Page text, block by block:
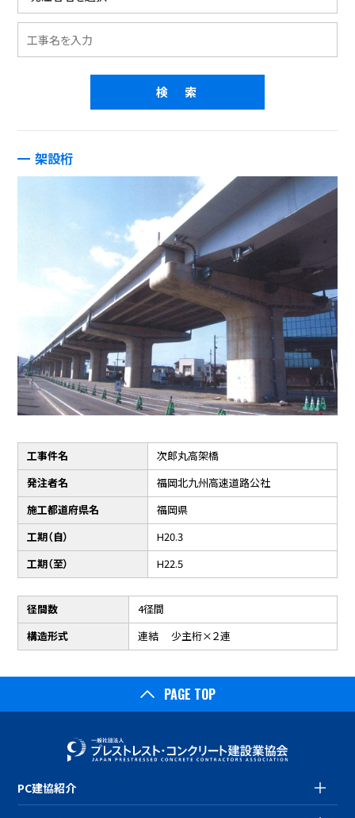
架設桁
工事件名
次郎丸高架橋
発注者名
福岡北九州高速道路公社
施工都道府県名
福岡県
工期（自）
H20.3
工期（至）
H22.5
径間数
4径間
構造形式
連結 少主桁×２連
PAGE TOP
PC建協紹介